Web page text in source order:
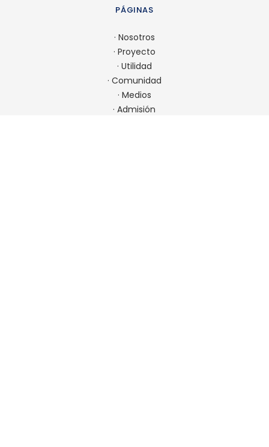
PÁGINAS
· Nosotros
· Proyecto
· Utilidad
· Comunidad
· Medios
·Admisión